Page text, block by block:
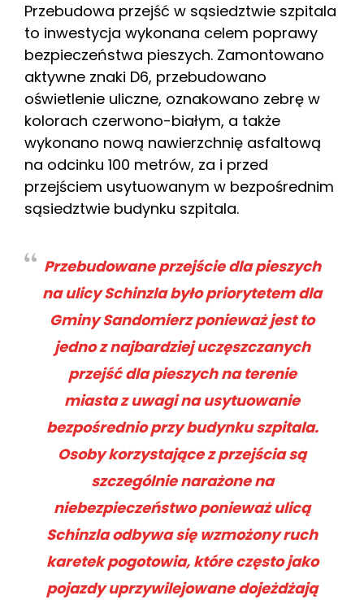
Przebudowa przejść w sąsiedztwie szpitala
to inwestycja wykonana celem poprawy
bezpieczeństwa pieszych. Zamontowano
aktywne znaki D6, przebudowano
oświetlenie uliczne, oznakowano zebrę w
kolorach czerwono-białym, a także
wykonano nową nawierzchnię asfaltową
na odcinku 100 metrów, za i przed
przejściem usytuowanym w bezpośrednim
sąsiedztwie budynku szpitala.
Przebudowane przejście dla pieszych
na ulicy Schinzla było priorytetem dla
Gminy Sandomierz ponieważ jest to
jedno z najbardziej uczęszczanych
przejść dla pieszych na terenie
miasta z uwagi na usytuowanie
bezpośrednio przy budynku szpitala.
Osoby korzystające z przejścia są
szczególnie narażone na
niebezpieczeństwo ponieważ ulicą
Schinzla odbywa się wzmożony ruch
karetek pogotowia, które często jako
pojazdy uprzywilejowane dojeżdżają